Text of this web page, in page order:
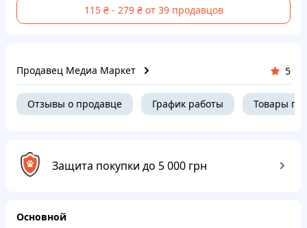
115 ₴ - 279 ₴ от 39 продавцов
Продавец Медиа Маркет 5
Отзывы о продавце График работы Товары
Защита покупки до 5 000 грн
Основной